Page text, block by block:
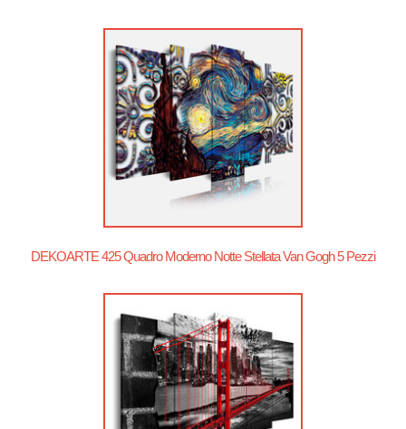
DEKOARTE 425 Quadro Moderno Notte Stellata Van Gogh 5 Pezzi